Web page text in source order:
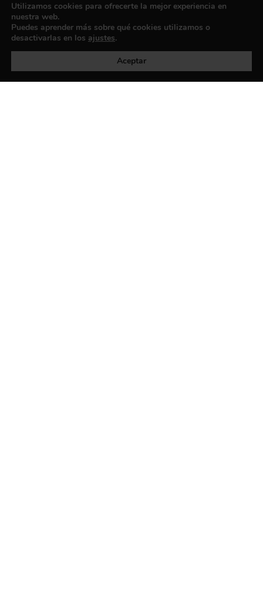
Política de privacidad
Utilizamos cookies para ofrecerte la mejor experiencia en
nuestra web.
Puedes aprender más sobre qué cookies utilizamos o
desactivarlas en los ajustes.
Aceptar